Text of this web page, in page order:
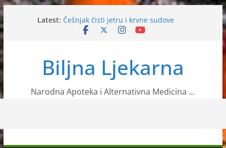
Skip
to
content
Latest: Češnjak čisti jetru i krvne sudove
Cikla je idealna hrana za krvna zrnca
Glogom protive angine pektoris
Biljna Ljekarna
Narodna Apoteka i Alternativna Medicina …